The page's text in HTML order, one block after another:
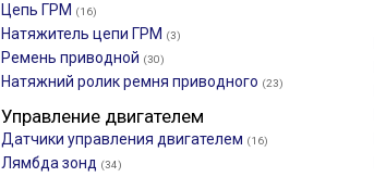
Цепь ГРМ (16)
Натяжитель цепи ГРМ (3)
Ремень приводной (30)
Натяжний ролик ремня приводного (23)
Управление двигателем
Датчики управления двигателем (16)
Лямбда зонд (34)